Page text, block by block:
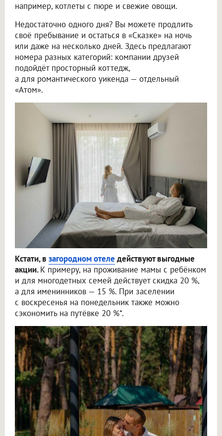
например, котлеты с пюре и свежие овощи.
Недостаточно одного дня? Вы можете продлить
своё пребывание и остаться в «Сказке» на ночь
или даже на несколько дней. Здесь предлагают
номера разных категорий: компании друзей
подойдёт просторный коттедж,
а для романтического уикенда — отдельный
«Атом».
Кстати, в загородном отеле действуют выгодные
акции.К примеру, на проживание мамы с ребёнком
и для многодетных семей действует скидка 20 %,
а для именинников — 15 %. При заселении
с воскресенья на понедельник также можно
сэкономить на путёвке 20 %*.